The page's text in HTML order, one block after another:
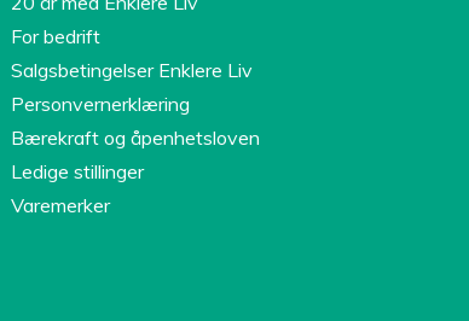
For bedrift
Salgsbetingelser Enklere Liv
Personvernerklæring
Bærekraft og åpenhetsloven
Ledige stillinger
Varemerker